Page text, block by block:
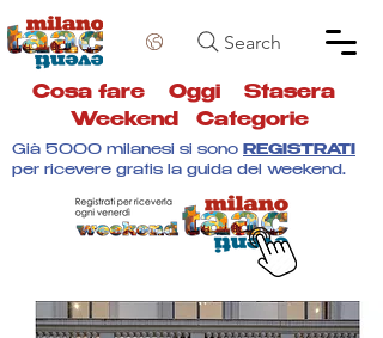
Search
Cosa fare Oggi Stasera
Weekend
Categorie
Già 5000 milanesi si sono REGISTRATI
per ricevere gratis la guida del weekend.